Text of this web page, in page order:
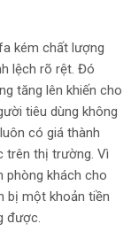
kém chất lượng
lệch rõ rệt. Đó
tăng lên khiến cho
tiêu dùng không
có giá thành
trên thị trường. Vì
phòng khách cho
bị một khoản tiền
được.